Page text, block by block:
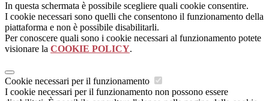
In questa schermata è possibile scegliere quali cookie consentire.
I cookie necessari sono quelli che consentono il funzionamento della
piattaforma e non è possibile disabilitarli.
Per conoscere quali sono i cookie necessari al funzionamento potete
visionare la COOKIE POLICY.
Cookie necessari per il funzionamento
I cookie necessari per il funzionamento non possono essere